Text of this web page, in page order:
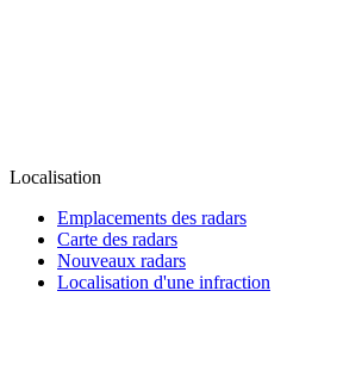
Localisation
Emplacements des radars
Carte des radars
Nouveaux radars
Localisation d'une infraction